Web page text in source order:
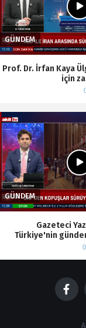
Prof. Dr. İrfan Kaya
için
Gazeteci
Türkiye'nin